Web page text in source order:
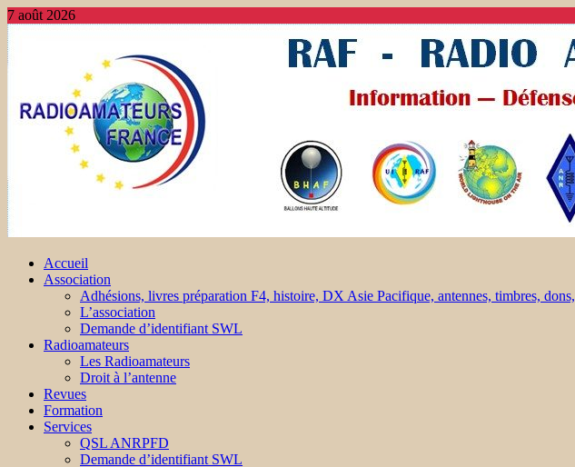
7 août 2026
Accueil
Association
Adhésions, livres préparation F4, histoire, DX Asie Pacifique, antennes, timbres, dons,
L’association
Demande d’identifiant SWL
Radioamateurs
Les Radioamateurs
Droit à l’antenne
Revues
Formation
Services
QSL ANRPFD
Demande d’identifiant SWL